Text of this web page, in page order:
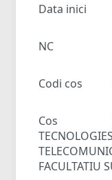
Data inici
NC
Codi cos
Cos
FACULTATIU